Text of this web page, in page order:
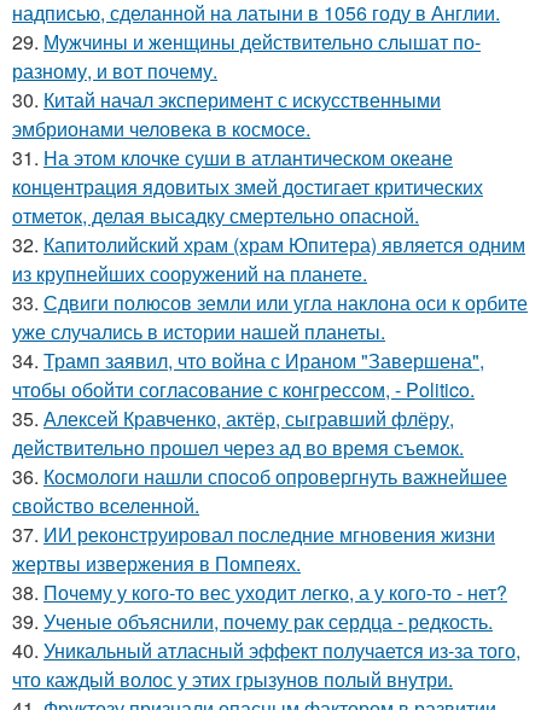
надписью, сделанной на латыни в 1056 году в Англии.
29. Мужчины и женщины действительно слышат по-
разному, и вот почему.
30. Китай начал эксперимент с искусственными
эмбрионами человека в космосе.
31. На этом клочке суши в атлантическом океане
концентрация ядовитых змей достигает критических
отметок, делая высадку смертельно опасной.
32. Капитолийский храм (храм Юпитера) является одним
из крупнейших сооружений на планете.
33. Сдвиги полюсов земли или угла наклона оси к орбите
уже случались в истории нашей планеты.
34. Трамп заявил, что война с Ираном "Завершена",
чтобы обойти согласование с конгрессом, - Politico.
35. Алексей Кравченко, актёр, сыгравший флёру,
действительно прошел через ад во время съемок.
36. Космологи нашли способ опровергнуть важнейшее
свойство вселенной.
37. ИИ реконструировал последние мгновения жизни
жертвы извержения в Помпеях.
38. Почему у кого-то вес уходит легко, а у кого-то - нет?
39. Ученые объяснили, почему рак сердца - редкость.
40. Уникальный атласный эффект получается из-за того,
что каждый волос у этих грызунов полый внутри.